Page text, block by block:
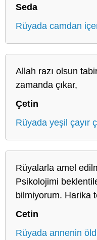
Seda
Rüyada camdan
Allah razı olsun
zamanda çıkar,
Çetin
Rüyada yeşil çayır
Rüyalarla amel
Psikolojimi
bilmiyorum. Harika
Cetin
Rüyada annenin